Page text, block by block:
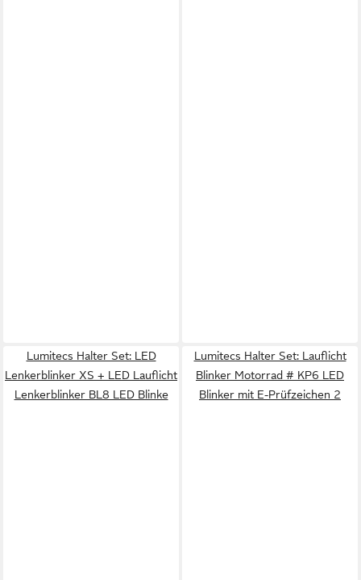
Lumitecs Halter Set: LED
Lenkerblinker XS + LED Lauflicht
Lenkerblinker BL8 LED Blinke
Lumitecs Halter Set: Lauflicht
Blinker Motorrad # KP6 LED
Blinker mit E-Prüfzeichen 2